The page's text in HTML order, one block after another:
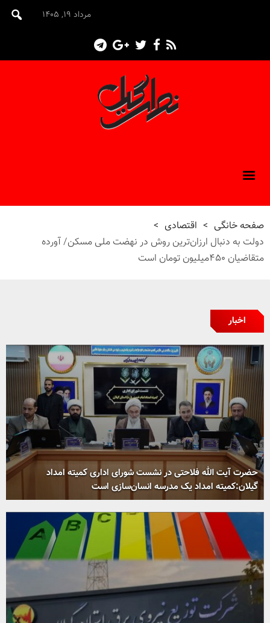
مرداد ۱۹, ۱۴۰۵
صفحه خانگی > اقتصادی >
دولت به دنبال ارزان‌ترین روش در نهضت ملی مسکن/ آورده
متقاضیان ۴۵۰میلیون تومان است
اخبار
حضرت آیت الله فلاحتی در نشست شورای اداری کمیته امداد
گیلان:کمیته امداد یک مدرسه انسان‌سازی است